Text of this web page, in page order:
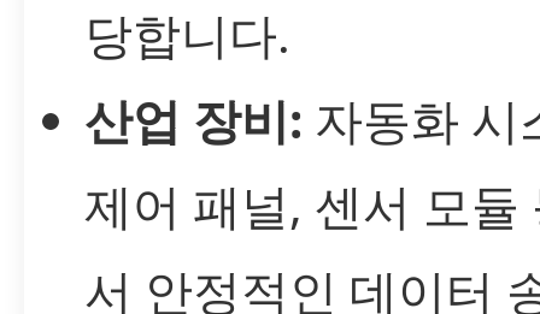
당합니다.
산업 장비: 자동화 시
제어 패널, 센서 모듈
서 안정적인 데이터